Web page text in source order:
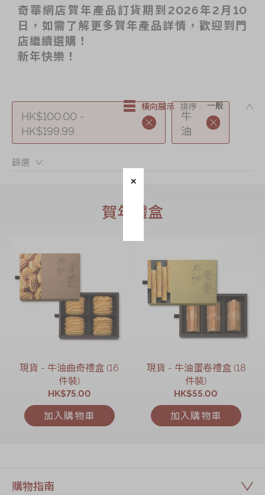
奇華迪士尼禮盒
奇華LINE
EN 简体
奇華網店賀年產品訂貨期到2026年2月10
日，如需了解更多賀年產品詳情，歡迎到門
店繼續選購！
新年快樂！
HK$100.00 -
HK$199.99
牛
油
篩選：
橫向展示 排序 :
賀年禮盒
現貨 - 牛油曲奇禮盒 (16
件裝)
HK$75.00
加入購物車
現貨 - 牛油蛋卷禮盒 (18
件裝)
HK$55.00
加入購物車
購物指南